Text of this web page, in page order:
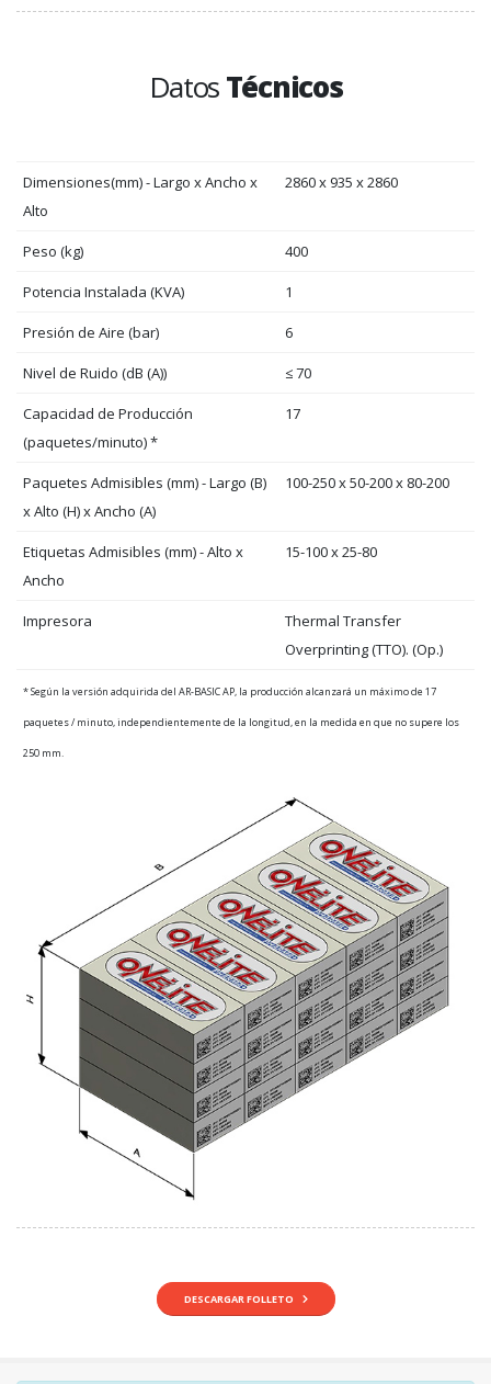
DatosTécnicos
Dimensiones(mm) - Largo x Ancho x
Alto
2860 x 935 x 2860
Peso (kg) 400
Potencia Instalada (KVA) 1
Presión de Aire (bar) 6
Nivel de Ruido (dB (A)) ≤ 70
Capacidad de Producción
(paquetes/minuto) *
17
Paquetes Admisibles (mm) - Largo (B)
x Alto (H) x Ancho (A)
100-250 x 50-200 x 80-200
Etiquetas Admisibles (mm) - Alto x
Ancho
15-100 x 25-80
Impresora
Thermal Transfer
Overprinting (TTO). (Op.)
* Según la versión adquirida del AR-BASIC AP, la producción alcanzará un máximo de 17
paquetes / minuto, independientemente de la longitud, en la medida en que no supere los
250 mm.
DESCARGAR FOLLETO